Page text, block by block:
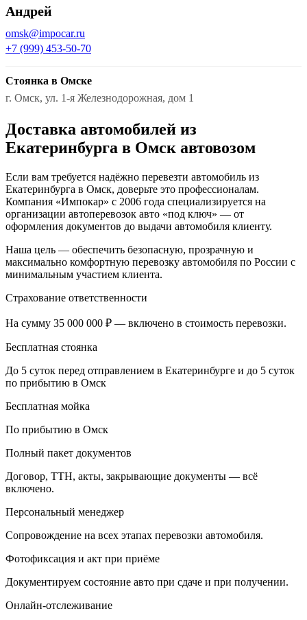
Андрей
omsk@impocar.ru
+7 (999) 453-50-70
Стоянка в Омске
г. Омск, ул. 1-я Железнодорожная, дом 1
Доставка автомобилей из
Екатеринбурга в Омск автовозом
Если вам требуется надёжно перевезти автомобиль из
Екатеринбурга в Омск, доверьте это профессионалам.
Компания «Импокар» с 2006 года специализируется на
организации автоперевозок авто «под ключ» — от
оформления документов до выдачи автомобиля клиенту.
Наша цель — обеспечить безопасную, прозрачную и
максимально комфортную перевозку автомобиля по России с
минимальным участием клиента.
Страхование ответственности
На сумму 35 000 000 ₽ — включено в стоимость перевозки.
Бесплатная стоянка
До 5 суток перед отправлением в Екатеринбурге и до 5 суток
по прибытию в Омск
Бесплатная мойка
По прибытию в Омск
Полный пакет документов
Договор, ТТН, акты, закрывающие документы — всё
включено.
Персональный менеджер
Сопровождение на всех этапах перевозки автомобиля.
Фотофиксация и акт при приёме
Документируем состояние авто при сдаче и при получении.
Онлайн-отслеживание